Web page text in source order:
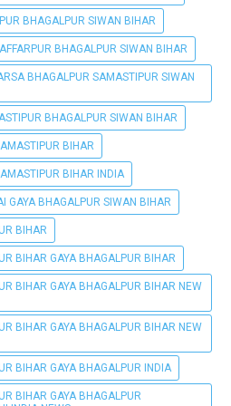
BHAGALPUR SIWAN BIHAR
BHAGALPUR SIWAN BIHAR
BHAGALPUR SAMASTIPUR SIWAN
BHAGALPUR SIWAN BIHAR
BIHAR
BIHAR INDIA
GAYA BHAGALPUR SIWAN BIHAR
BIHAR
BIHAR GAYA BHAGALPUR BIHAR
BIHAR GAYA BHAGALPUR BIHAR NEW
BIHAR GAYA BHAGALPUR BIHAR NEW
BIHAR GAYA BHAGALPUR INDIA
BIHAR GAYA BHAGALPUR